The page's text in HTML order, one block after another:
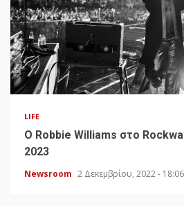
LIFE
O Robbie Williams στο
2023
Newsroom 2 Δεκεμβρίου, 2022 - 18:06